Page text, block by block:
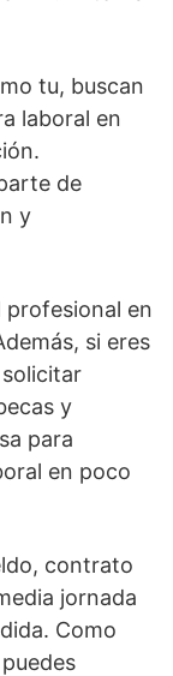
tu, buscan
laboral en
de
y
profesional en
si eres
y
para
en poco
contrato
jornada
Como